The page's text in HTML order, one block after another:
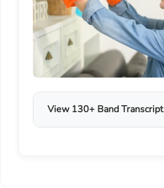
View 130+ Band Transcript